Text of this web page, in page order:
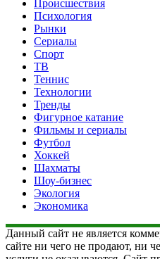
Происшествия
Психология
Рынки
Сериалы
Спорт
ТВ
Теннис
Технологии
Тренды
Фигурное катание
Фильмы и сериалы
Футбол
Хоккей
Шахматы
Шоу-бизнес
Экология
Экономика
Данный сайт не является
сайте ни чего не продают, ни